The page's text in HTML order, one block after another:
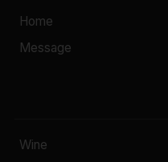
Home
Message
Wine